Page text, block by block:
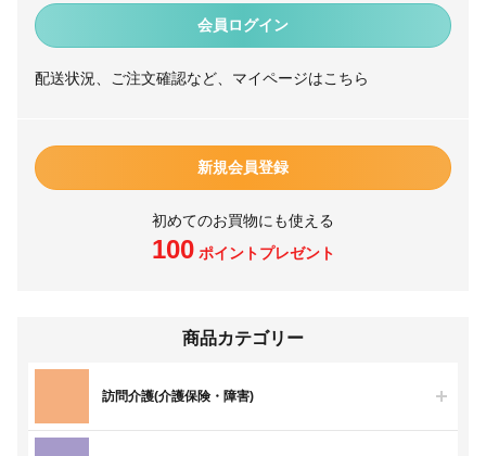
会員ログイン
配送状況、ご注文確認など、マイページはこちら
新規会員登録
初めてのお買物にも使える
100ポイントプレゼント
商品カテゴリー
訪問介護(介護保険・障害)